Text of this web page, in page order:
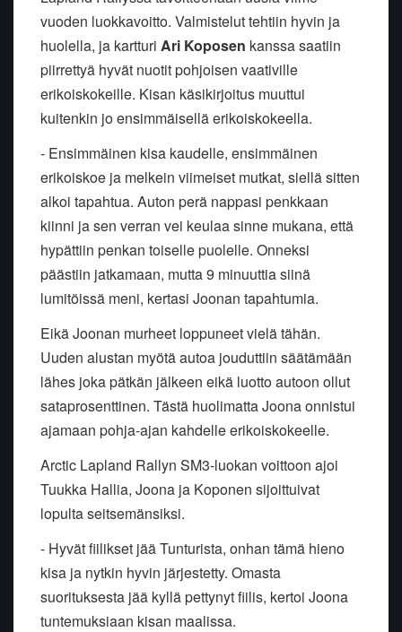
vuoden luokkavoitto. Valmistelut tehtiin hyvin ja
huolella, ja kartturi Ari Koposen kanssa saatiin
piirrettyä hyvät nuotit pohjoisen vaativille
erikoiskokeille. Kisan käsikirjoitus muuttui
kuitenkin jo ensimmäisellä erikoiskokeella.
- Ensimmäinen kisa kaudelle, ensimmäinen
erikoiskoe ja melkein viimeiset mutkat, siellä sitten
alkoi tapahtua. Auton perä nappasi penkkaan
kiinni ja sen verran vei keulaa sinne mukana, että
hypättiin penkan toiselle puolelle. Onneksi
päästiin jatkamaan, mutta 9 minuuttia siinä
lumitöissä meni, kertasi Joonan tapahtumia.
Eikä Joonan murheet loppuneet vielä tähän.
Uuden alustan myötä autoa jouduttiin säätämään
lähes joka pätkän jälkeen eikä luotto autoon ollut
sataprosenttinen. Tästä huolimatta Joona onnistui
ajamaan pohja-ajan kahdelle erikoiskokeelle.
Arctic Lapland Rallyn SM3-luokan voittoon ajoi
Tuukka Hallia, Joona ja Koponen sijoittuivat
lopulta seitsemänsiksi.
- Hyvät fiilikset jää Tunturista, onhan tämä hieno
kisa ja nytkin hyvin järjestetty. Omasta
suorituksesta jää kyllä pettynyt fiilis, kertoi Joona
tuntemuksiaan kisan maalissa.